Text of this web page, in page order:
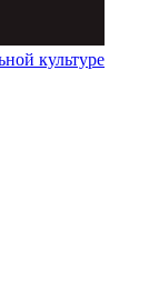
культуре